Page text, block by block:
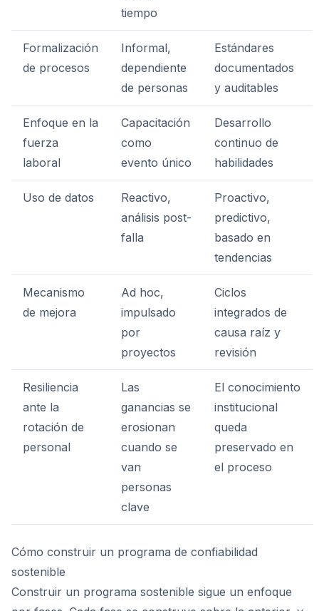
tiempo
Formalización
de procesos
Informal,
dependiente
de personas
Estándares
documentados
y auditables
Enfoque en la
fuerza
laboral
Capacitación
como
evento único
Desarrollo
continuo de
habilidades
Uso de datos
Reactivo,
análisis post-
falla
Proactivo,
predictivo,
basado en
tendencias
Mecanismo
de mejora
Ad hoc,
impulsado
por
proyectos
Ciclos
integrados de
causa raíz y
revisión
Resiliencia
ante la
rotación de
personal
Las
ganancias se
erosionan
cuando se
van
personas
clave
El conocimiento
institucional
queda
preservado en
el proceso
Cómo construir un programa de confiabilidad
sostenible
Construir un programa sostenible sigue un enfoque